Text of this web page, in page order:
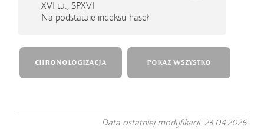
XVI w., SPXVI
Na podstawie indeksu haseł
CHRONOLOGIZACJA POKAŻ WSZYSTKO
Data ostatniej modyfikacji: 23.04.2026